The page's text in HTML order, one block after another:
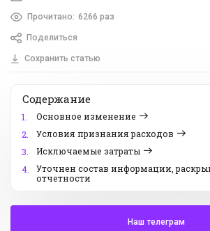
Прочитано: 6266 раз
Поделиться
Сохранить статью
Содержание
1.
Основное изменение
2.
Условия признания расходов
3.
Исключаемые затраты
4.
Уточнен состав информации,
отчетности
Наш телеграм